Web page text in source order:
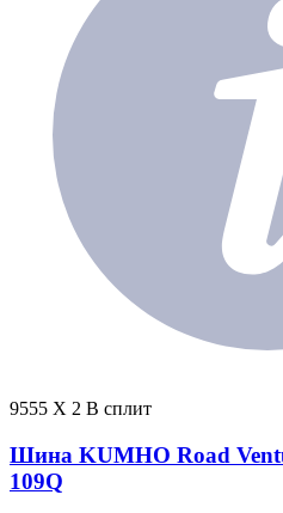
9555 X 2 В сплит
Шина KUMHO Road
109Q